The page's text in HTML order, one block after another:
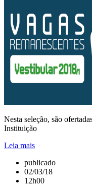
Nesta seleção, são
Instituição
Leia mais
publicado
02/03/18
12h00